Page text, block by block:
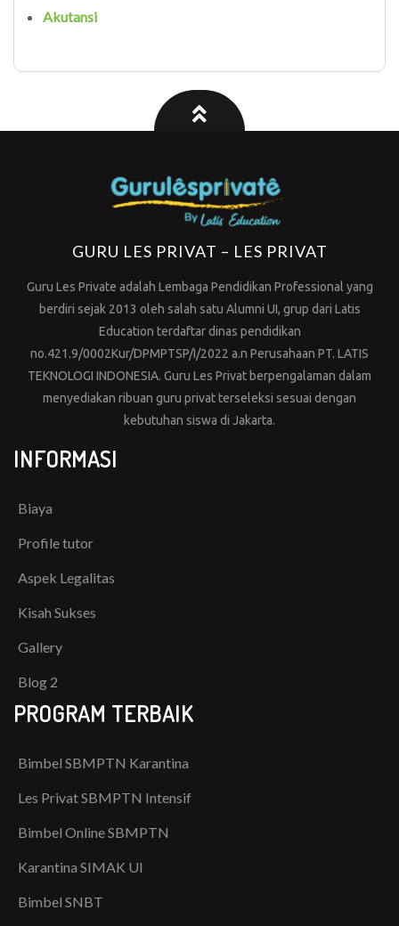
Akutansi
GURU LES PRIVAT – LES PRIVAT
Guru Les Private adalah Lembaga Pendidikan Professional yang
berdiri sejak 2013 oleh salah satu Alumni UI, grup dari Latis
Education terdaftar dinas pendidikan
no.421.9/0002Kur/DPMPTSP/I/2022 a.n Perusahaan PT. LATIS
TEKNOLOGI INDONESIA. Guru Les Privat berpengalaman dalam
menyediakan ribuan guru privat terseleksi sesuai dengan
kebutuhan siswa di Jakarta.
INFORMASI
Biaya
Profile tutor
Aspek Legalitas
Kisah Sukses
Gallery
Blog 2
PROGRAM TERBAIK
Bimbel SBMPTN Karantina
Les Privat SBMPTN Intensif
Bimbel Online SBMPTN
Karantina SIMAK UI
Bimbel SNBT